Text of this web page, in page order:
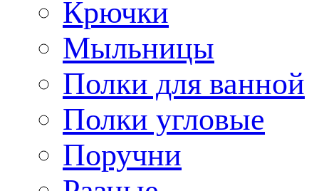
Крючки
Мыльницы
Полки для ванной
Полки угловые
Поручни